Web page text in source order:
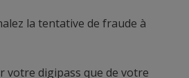
la tentative de fraude à
votre digipass que de votre